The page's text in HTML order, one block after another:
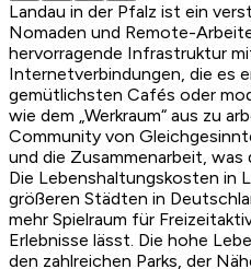
Landau in der Pfalz ist ein
Nomaden und Remote-
hervorragende Infrastruktur
Internetverbindungen, die es
gemütlichsten Cafés oder
wie dem „Werkraum“ aus zu
Community von
und die Zusammenarbeit,
Die Lebenshaltungskosten in
größeren Städten in
mehr Spielraum für
Erlebnisse lässt. Die hohe
den zahlreichen Parks, der